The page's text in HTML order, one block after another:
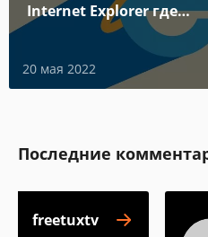
Internet Explorer где
находится
20 мая 2022
Последние
freetuxtv